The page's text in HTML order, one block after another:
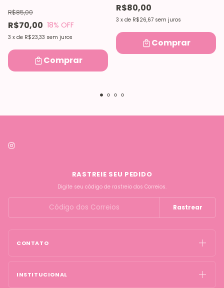
R$70,00
R$85,00
18% OFF
3 x de R$23,33 sem juros
Comprar
R$80,00
3 x de R$26,67 sem juros
Comprar
RASTREIE SEU PEDIDO
Digite seu código de rastreio dos Correios.
Rastrear
CONTATO
INSTITUCIONAL